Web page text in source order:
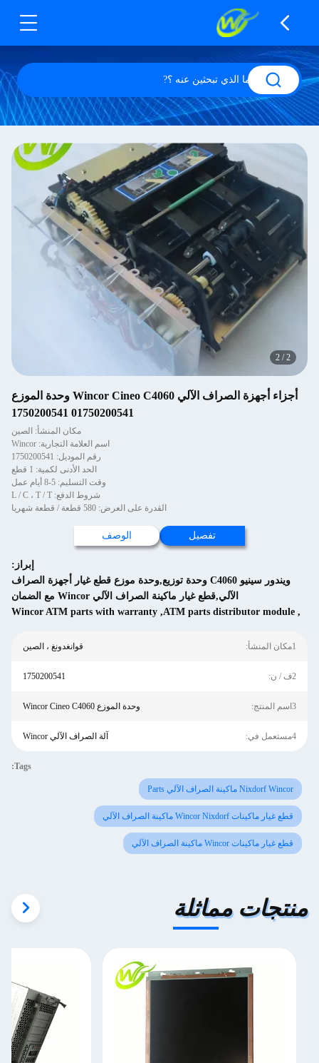
2
/
2
أجزاء أجهزة الصراف الآلي Wincor Cineo C4060 وحدة الموزع
01750200541 1750200541
مكان المنشأ: الصين
اسم العلامة التجارية: Wincor
رقم الموديل: 1750200541
الحد الأدنى لكمية: 1 قطع
وقت التسليم: 5-8 أيام عمل
شروط الدفع: L / C ، T / T
القدرة على العرض: 580 قطعة / قطعة شهريا
تفصيل الوصف
إبراز:
ويندور سينيو C4060 وحدة توزيع,وحدة موزع قطع غيار أجهزة الصراف
الآلي,قطع غيار ماكينة الصراف الآلي Wincor مع الضمان
,
ATM parts distributor module
,
Wincor ATM parts with warranty
1مكان المنشأ: قوانغدونغ ، الصين
2ف / ن: 1750200541
3اسم المنتج: وحدة الموزع Wincor Cineo C4060
4مستعمل في: آلة الصراف الآلي Wincor
Tags:
Nixdorf Wincor ماكينة الصراف الآلي Parts
قطع غيار ماكينات Wincor Nixdorf ماكينة الصراف الآلي
قطع غيار ماكينات Wincor ماكينة الصراف الآلي
منتجات مماثلة